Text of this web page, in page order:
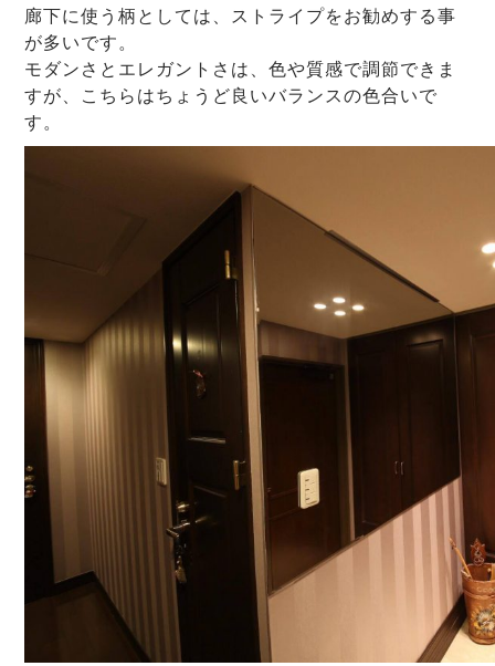
廊下に使う柄としては、ストライプをお勧めする事
が多いです。
モダンさとエレガントさは、色や質感で調節できま
すが、こちらはちょうど良いバランスの色合いで
す。